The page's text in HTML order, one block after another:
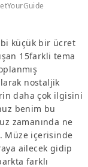
küçük bir ücret
15farkli tema
nostaljik
daha çok ilgisini
benim bu
zamanında ne
Müze içerisinde
ailecek gidip
farklı